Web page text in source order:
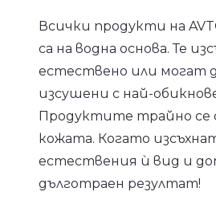
Всички продукти на
са на водна основа. Те
естествено или могат
изсушени с най-
Продуктите трайно се
кожата. Когато
естествения ѝ вид и
дълготраен резултат!